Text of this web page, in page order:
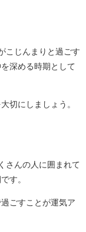
こじんまりと過ごす
深める時期として
切にしましょう。
さんの人に囲まれて
す。
ごすことが運気ア